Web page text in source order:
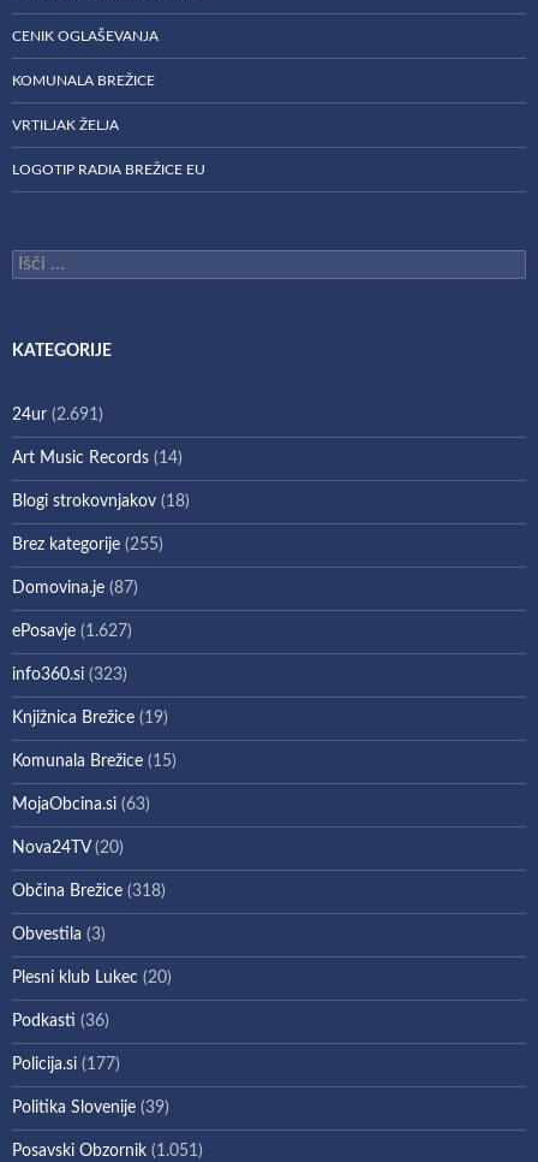
CENIK OGLAŠEVANJA
KOMUNALA BREŽICE
VRTILJAK ŽELJA
LOGOTIP RADIA BREŽICE EU
Išči:
KATEGORIJE
24ur (2.691)
Art Music Records (14)
Blogi strokovnjakov (18)
Brez kategorije (255)
Domovina.je (87)
ePosavje (1.627)
info360.si (323)
Knjižnica Brežice (19)
Komunala Brežice (15)
MojaObcina.si (63)
Nova24TV(20)
Občina Brežice (318)
Obvestila (3)
Plesni klub Lukec (20)
Podkasti (36)
Policija.si (177)
Politika Slovenije (39)
Posavski Obzornik (1.051)